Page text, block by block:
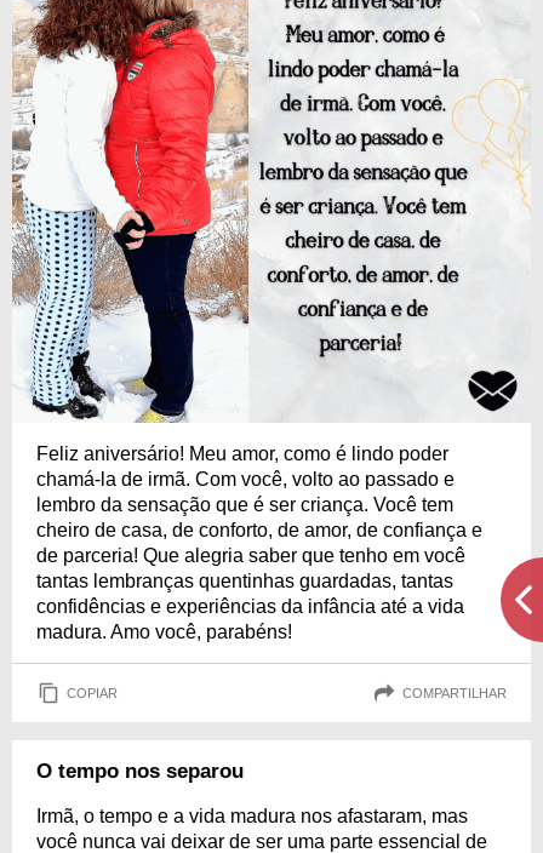
Feliz aniversário! Meu amor, como é lindo poder
chamá-la de irmã. Com você, volto ao passado e
lembro da sensação que é ser criança. Você tem
cheiro de casa, de conforto, de amor, de confiança e
de parceria! Que alegria saber que tenho em você
tantas lembranças quentinhas guardadas, tantas
confidências e experiências da infância até a vida
madura. Amo você, parabéns!
COPIAR COMPARTILHAR
O tempo nos separou
Irmã, o tempo e a vida madura nos afastaram, mas
você nunca vai deixar de ser uma parte essencial de